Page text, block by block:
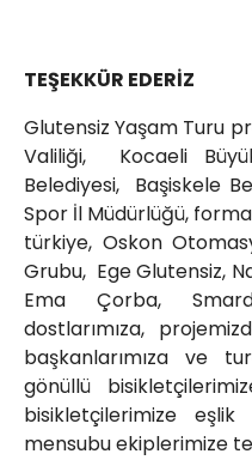
TEŞEKKÜR EDERİZ
Glutensiz Yaşam Turu
Valiliği, Kocaeli
Belediyesi, Başiskele
Spor İl Müdürlüğü,
türkiye, Oskon
Grubu, Ege Glutensiz,
Ema Çorba,
dostlarımıza,
başkanlarımıza ve
gönüllü
bisikletçilerimize
mensubu ekiplerimize